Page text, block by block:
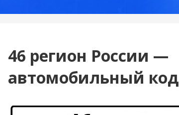
46 регион России —
автомобильный код